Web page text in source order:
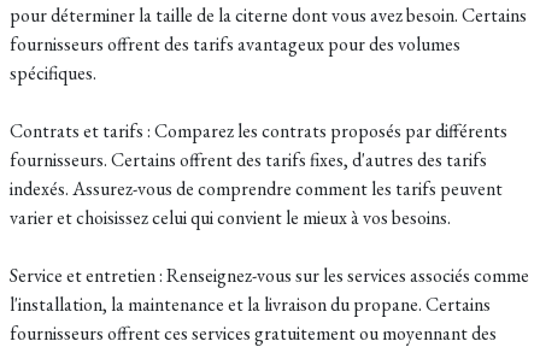
pour déterminer la taille de la citerne dont vous avez besoin. Certains
fournisseurs offrent des tarifs avantageux pour des volumes
spécifiques.
Contrats et tarifs : Comparez les contrats proposés par différents
fournisseurs. Certains offrent des tarifs fixes, d'autres des tarifs
indexés. Assurez-vous de comprendre comment les tarifs peuvent
varier et choisissez celui qui convient le mieux à vos besoins.
Service et entretien : Renseignez-vous sur les services associés comme
l'installation, la maintenance et la livraison du propane. Certains
fournisseurs offrent ces services gratuitement ou moyennant des